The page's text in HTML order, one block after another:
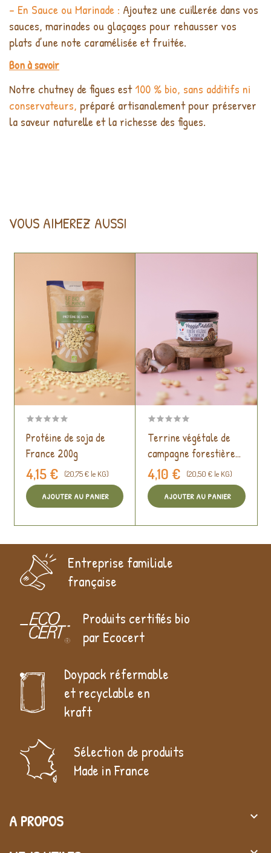
- En Sauce ou Marinade : Ajoutez une cuillerée dans vos
sauces, marinades ou glaçages pour rehausser vos
plats d’une note caramélisée et fruitée.
Bon à savoir
Notre chutney de figues est100 % bio, sans additifs ni
conservateurs, préparé artisanalement pour préserver
la saveur naturelle et la richesse des figues.
VOUS AIMEREZ AUSSI
Protéine de soja de
France 200g
4,15 € (20,75 € le KG)
AJOUTER AU PANIER
Terrine végétale de
campagne forestière
200g
4,10 € (20,50 € le KG)
AJOUTER AU PANIER
Entreprise familiale
française
Produits certifiés bio
par Ecocert
Doypack réfermable
et recyclable en
kraft
Sélection de produits
Made in France
A PROPOS keyboard_arrow_down